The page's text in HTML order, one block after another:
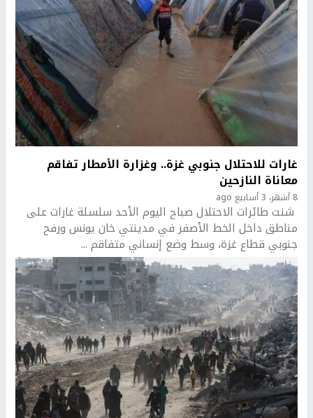
غارات للاحتلال جنوبي غزة.. وغزارة الأمطار تفاقم
معاناة النازحين
8 أشهر، 3 أسابيع ago
شنت طائرات الاحتلال صباح اليوم الأحد سلسلة غارات على
مناطق داخل الخط الأصفر في مدينتي خان يونس ورفح
جنوبي قطاع غزة، وسط وضع إنساني متفاقم ...